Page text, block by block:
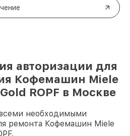
авторизации для
Кофемашин Miele
ROPF в Москве
необходимыми
ремонта Кофемашин Miele